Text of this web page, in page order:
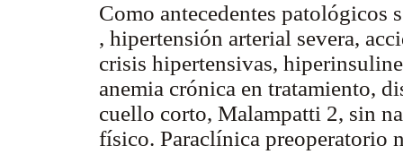
Como antecedentes patológicos
, hipertensión arterial severa,
crisis hipertensivas,
anemia crónica en tratamiento,
cuello corto, Malampatti 2, sin
físico. Paraclínica preoperatorio